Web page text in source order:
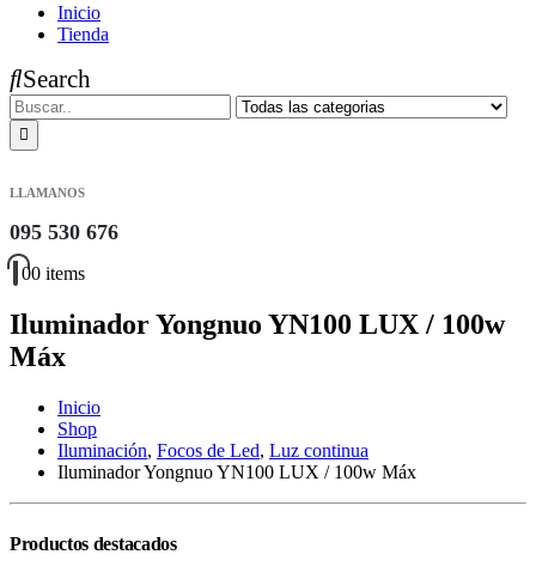
Inicio
Tienda
Search
LLAMANOS
095 530 676
00 items
Iluminador Yongnuo YN100 LUX / 100w
Máx
Inicio
Shop
Iluminación, Focos de Led, Luz continua
Iluminador Yongnuo YN100 LUX / 100w Máx
Productos destacados